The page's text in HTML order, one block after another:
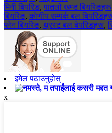
मिनी बियरिङ, पातलो खण्ड बियरिङहरू
बियरिङ, कोणीय सम्पर्क बल
प्लेन बियरिङ, थ्रस्ट बल बेयरिङहरू,
इमेल पठाउनुहोस्
x